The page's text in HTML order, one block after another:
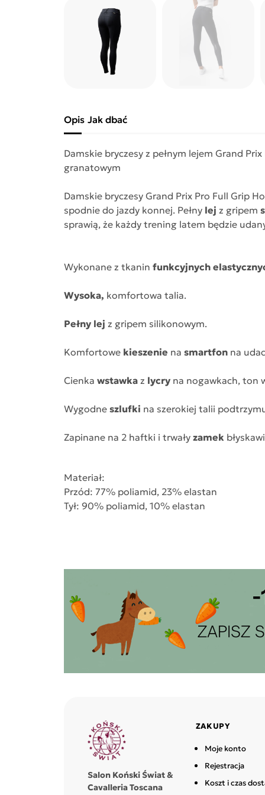
Opis Jak dbać
Damskie bryczesy z pełnym lejem Grand
granatowym
Damskie bryczesy Grand Prix Pro Full Grip
spodnie do jazdy konnej. Pełny lej z gripem
sprawią, że każdy trening latem będzie
Wykonane z tkanin funkcyjnych
Wysoka, komfortowa talia.
Pełny lej z gripem silikonowym.
Komfortowe kieszenie na smartfon na
Cienka wstawka z lycry na nogawkach, ton
Wygodne szlufki na szerokiej talii
Zapinane na 2 haftki i trwały zamek
Materiał:
Przód: 77% poliamid, 23% elastan
Tył: 90% poliamid, 10% elastan
Salon Koński Świat &
Cavalleria Toscana
ZAKUPY
Moje konto
Rejestracja
Koszt i czas